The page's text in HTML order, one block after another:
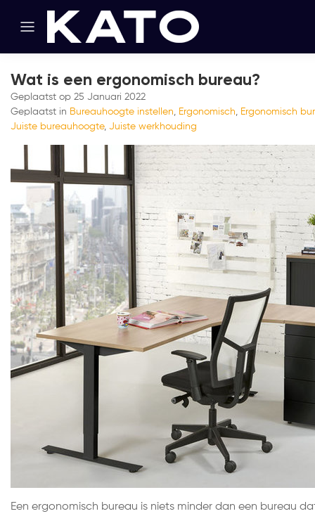
Wat is een ergonomisch bureau?
Geplaatst op 25 Januari 2022
Geplaatst in Bureauhoogte instellen, Ergonomisch, Ergonomisch
Juiste bureauhoogte, Juiste werkhouding
Een ergonomisch bureau is niets minder dan een bureau